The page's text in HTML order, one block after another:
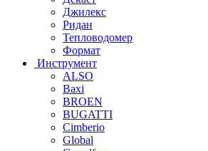
Джилекс
Ридан
Тепловодомер
Формат
Инструмент
ALSO
Baxi
BROEN
BUGATTI
Cimberio
Global